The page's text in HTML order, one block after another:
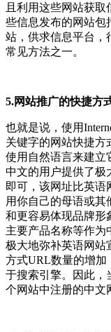
且利用这些网站获
些信息发布的网站包
站，供求信息平台，
常见方法之一。
5.网站推广的快捷方
也就是说，使用
关键字的网站快捷方
使用自然语言来建立
中文的用户提供了极
即可，该网址比英语
用你自己的母语或其
和更容易体现品牌形
主要产品名称等作为
极大地弥补英语网站
方式URL数量的增加
于搜索引擎。因此，
个网站中注册的中文